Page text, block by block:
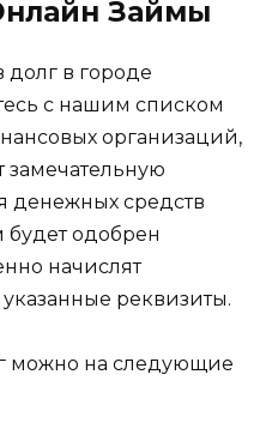
Займы
в городе
с нашим списком
организаций,
замечательную
денежных средств
будет одобрен
начислят
реквизиты.
можно на следующие